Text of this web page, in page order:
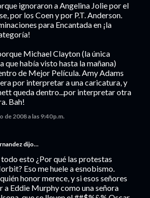
ignoraron a Angelina Jolie por el
por los Coen y por P.T. Anderson.
para Encantada en ¡la
Michael Clayton (la única
que había visto hasta la mañana)
de Mejor Película. Amy Adams
por interpretar a una caricatura, y
queda dentro...por interpretar otra
Bah!
de 2008 a las 9:40 p.m.
dijo…
todo esto ¿Por qué las protestas
Eso me huele a esnobismo.
honor merece, y si esos señores
a Eddie Murphy como una señora